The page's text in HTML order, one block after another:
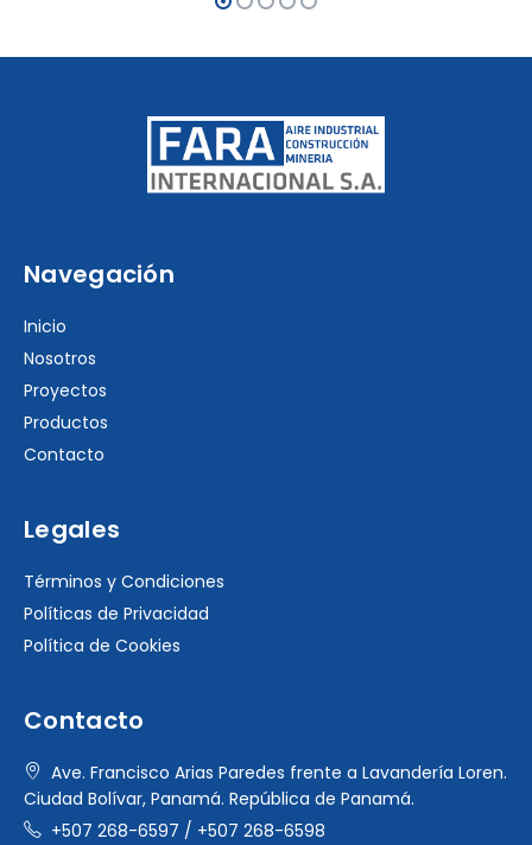
Navegación
Inicio
Nosotros
Proyectos
Productos
Contacto
Legales
Términos y Condiciones
Políticas de Privacidad
Política de Cookies
Contacto
Ave. Francisco Arias Paredes frente a Lavandería Loren.
Ciudad Bolívar, Panamá. República de Panamá.
+507 268-6597 / +507 268-6598